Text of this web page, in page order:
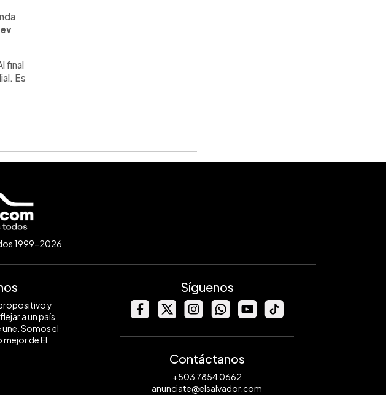
final
Es
1999-2026
y
a un país
une. Somos el
de El
Síguenos
Contáctanos
+503 7854 0662
anunciate@elsalvador.com